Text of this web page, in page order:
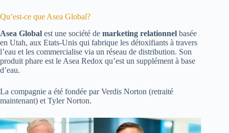
Qu’est-ce que Asea Global?
Asea Global est une société de marketing relationnel basée
en Utah, aux Etats-Unis qui fabrique les détoxifiants à travers
l’eau et les commercialise via un réseau de distribution. Son
produit phare est le Asea Redox qu’est un supplément à base
d’eau.
La compagnie a été fondée par Verdis Norton (retraité
maintenant) et Tyler Norton.